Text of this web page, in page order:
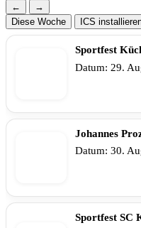
←
→
Diese Woche
ICS
Sportfest
Datum: 29.
Johannes
Datum: 30.
Sportfest SC